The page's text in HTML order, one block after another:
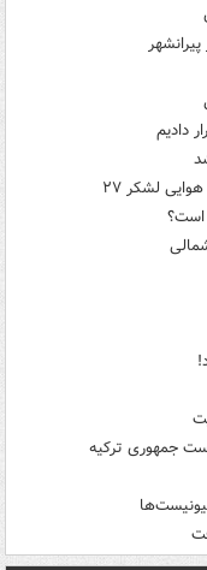
دادیم
لشکر ۲۷
است؟
جمهوری ترکیه